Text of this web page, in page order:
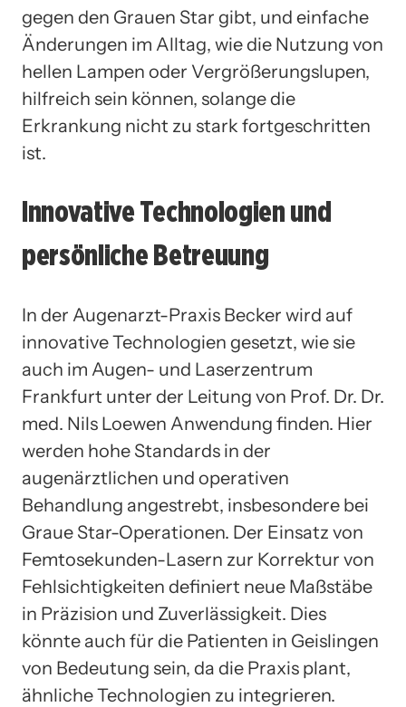
gegen den Grauen Star gibt, und einfache
Änderungen im Alltag, wie die Nutzung von
hellen Lampen oder Vergrößerungslupen,
hilfreich sein können, solange die
Erkrankung nicht zu stark fortgeschritten
ist.
Innovative Technologien und
persönliche Betreuung
In der Augenarzt-Praxis Becker wird auf
innovative Technologien gesetzt, wie sie
auch im Augen- und Laserzentrum
Frankfurt unter der Leitung von Prof. Dr. Dr.
med. Nils Loewen Anwendung finden. Hier
werden hohe Standards in der
augenärztlichen und operativen
Behandlung angestrebt, insbesondere bei
Graue Star-Operationen. Der Einsatz von
Femtosekunden-Lasern zur Korrektur von
Fehlsichtigkeiten definiert neue Maßstäbe
in Präzision und Zuverlässigkeit. Dies
könnte auch für die Patienten in Geislingen
von Bedeutung sein, da die Praxis plant,
ähnliche Technologien zu integrieren.